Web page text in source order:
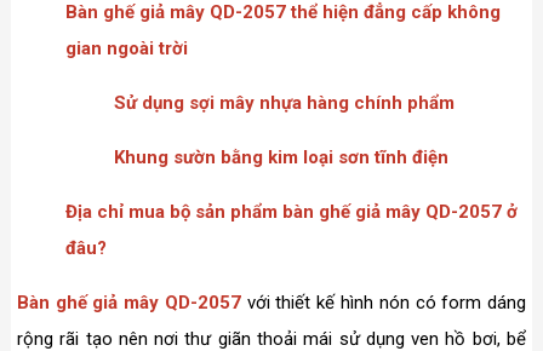
Bàn ghế giả mây QD-2057 thể hiện đẳng cấp không
gian ngoài trời
Sử dụng sợi mây nhựa hàng chính phẩm
Khung sườn bằng kim loại sơn tĩnh điện
Địa chỉ mua bộ sản phẩm bàn ghế giả mây QD-2057 ở
đâu?
Bàn ghế giả mây QD-2057với thiết kế hình nón có form dáng
rộng rãi tạo nên nơi thư giãn thoải mái sử dụng ven hồ bơi, bể